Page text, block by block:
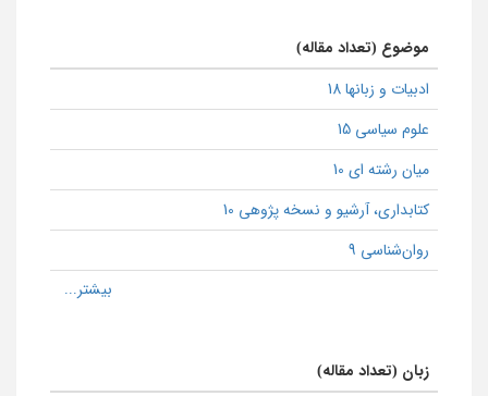
موضوع (تعداد مقاله)
ادبیات و زبانها 18
علوم سیاسی 15
میان رشته ای 10
كتابداری، آرشیو و نسخه پژوهی 10
روان‌شناسی 9
زبان (تعداد مقاله)